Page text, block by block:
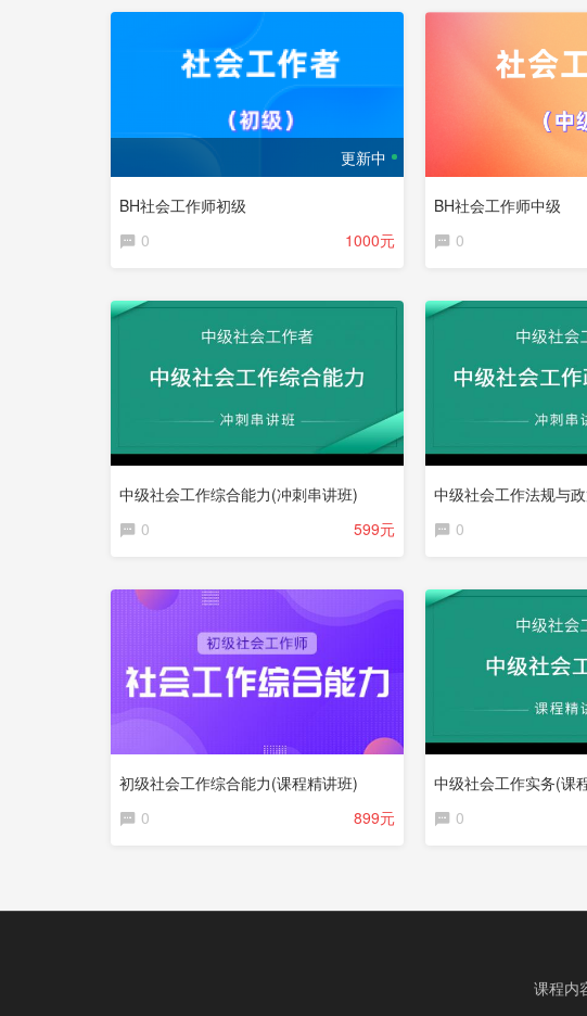
更新中
BH社会工作师初级
0
1000元
BH社会工作师中级
0
中级社会工作综合能力(冲刺串讲班)
0
599元
中级社会工作法规与
0
初级社会工作综合能力(课程精讲班)
0
899元
中级社会工作实务(课
0
课程内